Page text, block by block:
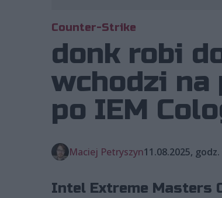
Counter-Strike
donk robi
wchodzi na
po IEM
Maciej Petryszyn11.08.2025, godz.
Intel Extreme Masters